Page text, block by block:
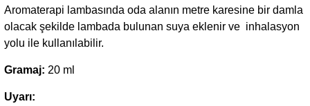
Aromaterapi lambasında oda alanın metre karesine bir damla
olacak şekilde lambada bulunan suya eklenir ve inhalasyon
yolu ile kullanılabilir.
Gramaj: 20 ml
Uyarı: